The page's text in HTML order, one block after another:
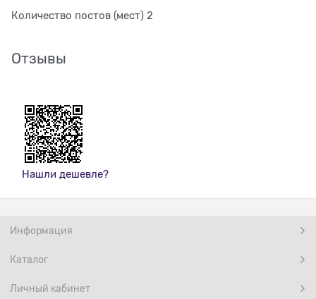
Количество постов (мест) 2
Отзывы
Нашли дешевле?
Информация
Каталог
Личный кабинет